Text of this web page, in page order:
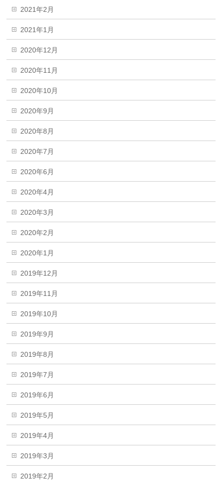
2021年2月
2021年1月
2020年12月
2020年11月
2020年10月
2020年9月
2020年8月
2020年7月
2020年6月
2020年4月
2020年3月
2020年2月
2020年1月
2019年12月
2019年11月
2019年10月
2019年9月
2019年8月
2019年7月
2019年6月
2019年5月
2019年4月
2019年3月
2019年2月